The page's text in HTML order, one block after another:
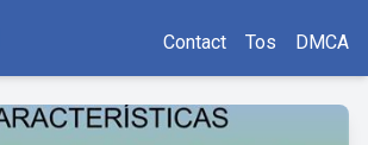
Contact Tos DMCA